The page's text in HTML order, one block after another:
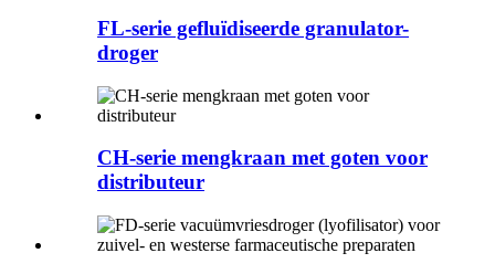
FL-serie gefluïdiseerde granulator-
droger
CH-serie mengkraan met goten voor
distributeur